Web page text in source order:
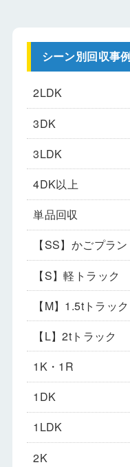
シーン別回収事例
2LDK
3DK
3LDK
4DK以上
単品回収
【SS】かごプラン
【S】軽トラック
【M】1.5tトラック
【L】2tトラック
1K・1R
1DK
1LDK
2K